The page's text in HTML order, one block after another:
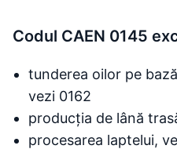
Codul CAEN 0145
tunderea oilor pe
vezi 0162
producția de lână
procesarea laptelui,